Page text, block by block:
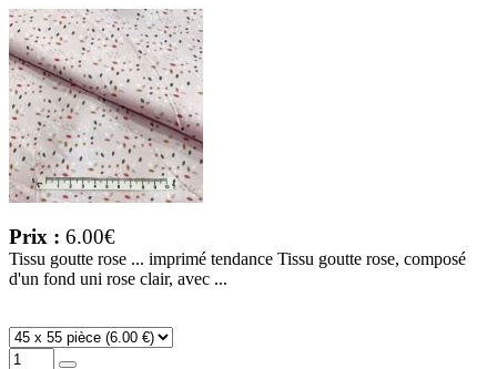
Prix : 6.00€
Tissu goutte rose ... imprimé tendance Tissu goutte rose, composé
d'un fond uni rose clair, avec ...